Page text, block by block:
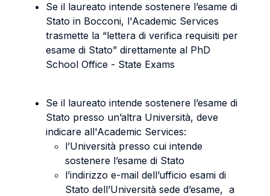
Se il laureato intende sostenere l’esame di
Stato in Bocconi, l'Academic Services
trasmette la “lettera di verifica requisiti per
esame di Stato” direttamente al PhD
School Office - State Exams
Se il laureato intende sostenere l’esame di
Stato presso un’altra Università, deve
indicare all'Academic Services:
l’Università presso cui intende
sostenere l’esame di Stato
l’indirizzo e-mail dell’ufficio esami di
Stato dell’Università sede d’esame, a